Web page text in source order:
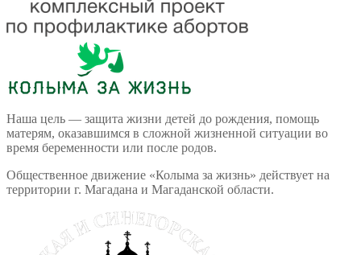
Наша цель — защита жизни детей до рождения, помощь
матерям, оказавшимся в сложной жизненной ситуации во
время беременности или после родов.
Общественное движение «Колыма за жизнь» действует на
территории г. Магадана и Магаданской области.